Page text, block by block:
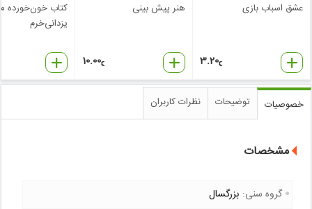
عشق اسباب بازی
3.20€
هنر پیش بینی
10.00€
کتاب خون‌خورده
یزدانی‌خرم
خصوصیات توضیحات نظرات کاربران
مشخصات
گروه سنی: بزرگسال